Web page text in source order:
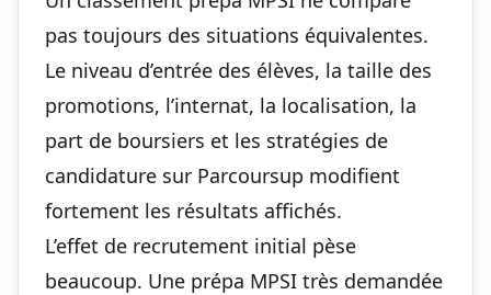
pas toujours des situations équivalentes.
Le niveau d’entrée des élèves, la taille des
promotions, l’internat, la localisation, la
part de boursiers et les stratégies de
candidature sur Parcoursup modifient
fortement les résultats affichés.
L’effet de recrutement initial pèse
beaucoup. Une prépa MPSI très demandée